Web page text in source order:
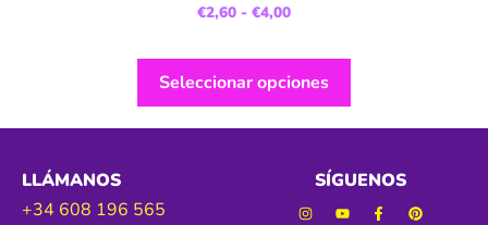
€2,60 - €4,00
Seleccionar opciones
LLÁMANOS
+34 608 196 565
SÍGUENOS